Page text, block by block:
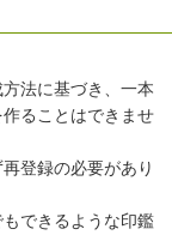
法に基づき、一本
ることはできませ
登録の必要があり
できるような印鑑